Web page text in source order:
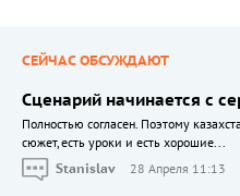
СЕЙЧАС ОБСУЖДАЮТ
Сценарий начинается с
Полностью согласен. Поэтому
сюжет, есть уроки и есть хорошие...
Stanislav
28 Апреля 11:13